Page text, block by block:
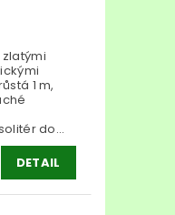
1 m,
do...
DETAIL